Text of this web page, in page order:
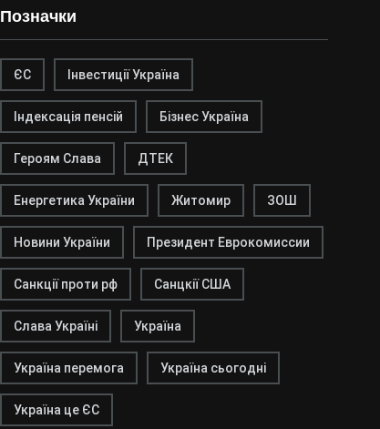
Позначки
ЄС Інвестиції Україна
Індексація пенсій Бізнес Україна
Героям Слава ДТЕК
Енергетика України Житомир ЗОШ
Новини України Президент Еврокомиссии
Санкції проти рф Санцкії США
Слава Україні Україна
Україна перемога Україна сьогодні
Україна це ЄС